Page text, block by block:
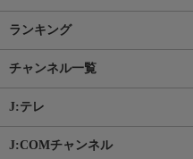
ランキング
チャンネル一覧
J:テレ
J:COMチャンネル